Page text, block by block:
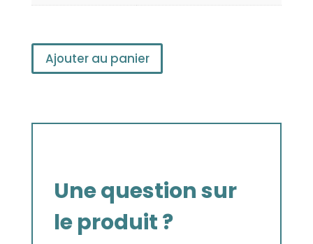
Ajouter au panier
Une question sur
le produit ?